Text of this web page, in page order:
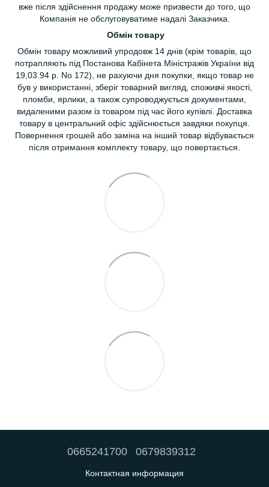
вже після здійснення продажу може призвести до того, що
Компанія не обслуговуватиме надалі Заказчика.
Обмін товару
Обмін товару можливий упродовж 14 днів (крім товарів, що
потрапляють під Постанова Кабінета Міністражів України від
19,03.94 р. No 172), не рахуючи дня покупки, якщо товар не
був у використанні, зберіг товарний вигляд, споживчі якості,
пломби, ярлики, а також супроводжується документами,
видаленими разом із товаром під час його купівлі. Доставка
товару в центральний офіс здійснюється завдяки покупця.
Повернення грошей або заміна на інший товар відбувається
після отримання комплекту товару, що повертається.
0665241700 0679839312
Контактная информация